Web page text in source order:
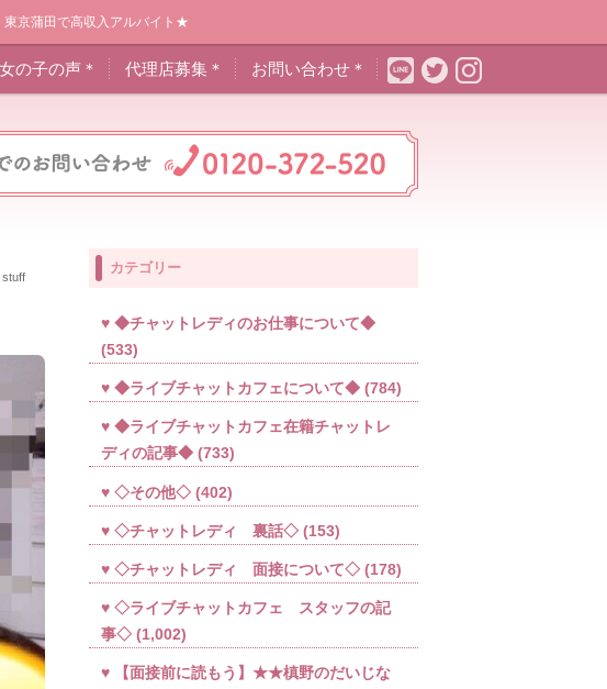
東京蒲田で高収入アルバイト★
女の子の声＊ 代理店募集＊ お問い合わせ＊
stuff
カテゴリー
◆チャットレディのお仕事について◆
(533)
◆ライブチャットカフェについて◆ (784)
◆ライブチャットカフェ在籍チャットレ
ディの記事◆ (733)
◇その他◇ (402)
◇チャットレディ 裏話◇ (153)
◇チャットレディ 面接について◇ (178)
◇ライブチャットカフェ スタッフの記
事◇ (1,002)
【面接前に読もう】★★槙野のだいじな